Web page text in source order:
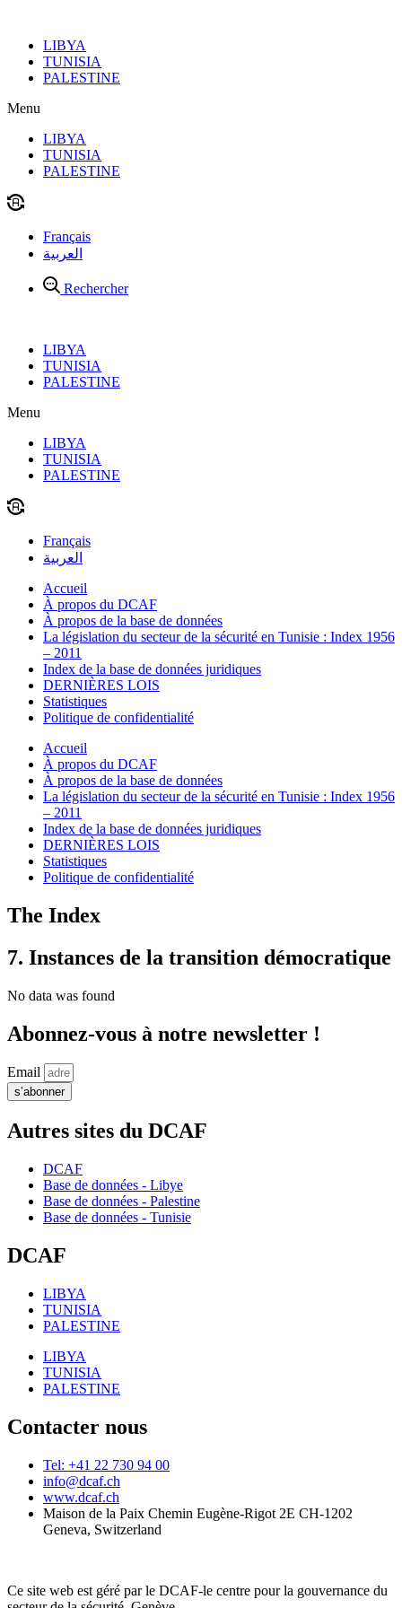
contenuLIBYA
TUNISIA
PALESTINE
Menu
LIBYA
TUNISIA
PALESTINE
Français
العربية
Rechercher
LIBYA
TUNISIA
PALESTINE
Menu
LIBYA
TUNISIA
PALESTINE
Français
العربية
Accueil
À propos du DCAF
À propos de la base de données
La législation du secteur de la sécurité en Tunisie : Index 1956
– 2011
Index de la base de données juridiques
DERNIÈRES LOIS
Statistiques
Politique de confidentialité
Accueil
À propos du DCAF
À propos de la base de données
La législation du secteur de la sécurité en Tunisie : Index 1956
– 2011
Index de la base de données juridiques
DERNIÈRES LOIS
Statistiques
Politique de confidentialité
The Index
7. Instances de la transition démocratique
No data was found
Abonnez-vous à notre newsletter !
Email
s’abonner
Autres sites du DCAF
DCAF
Base de données - Libye
Base de données - Palestine
Base de données - Tunisie
DCAF
LIBYA
TUNISIA
PALESTINE
LIBYA
TUNISIA
PALESTINE
Contacter nous
Tel: +41 22 730 94 00
info@dcaf.ch
www.dcaf.ch
Maison de la Paix Chemin Eugène-Rigot 2E CH-1202
Geneva, Switzerland
Ce site web est géré par le DCAF-le centre pour la gouvernance du